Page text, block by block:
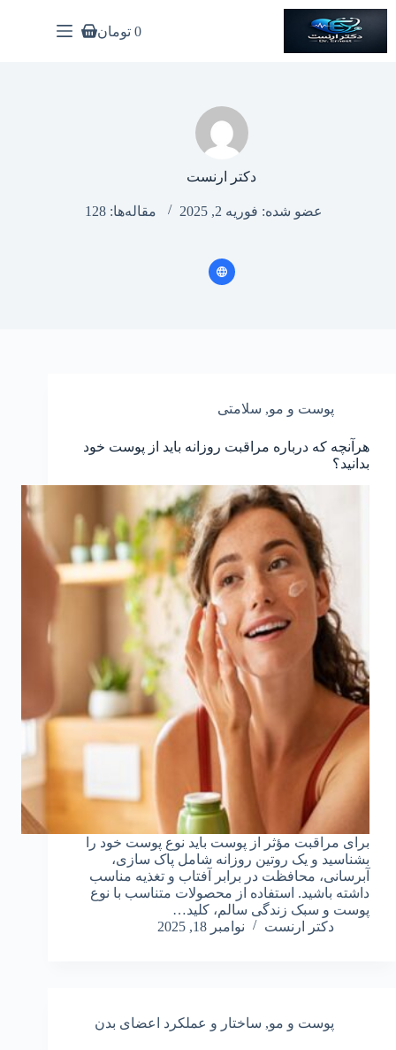
پرش
سبد
0 تومان
دکتر ارنست
عضو شده: فوریه 2, 2025 مقاله‌ها: 128
پوست و مو, سلامتی
هرآنچه که درباره مراقبت روزانه باید از پوست خود
بدانید؟
برای مراقبت مؤثر از پوست باید نوع پوست خود را
بشناسید و یک روتین روزانه شامل پاک‌ سازی،
آبرسانی، محافظت در برابر آفتاب و تغذیه مناسب
داشته باشید. استفاده از محصولات متناسب با نوع
پوست و سبک زندگی سالم، کلید…
دکتر ارنست
نوامبر 18, 2025
پوست و مو, ساختار و عملکرد اعضای بدن